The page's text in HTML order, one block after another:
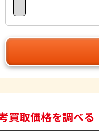
買取価格を調べる